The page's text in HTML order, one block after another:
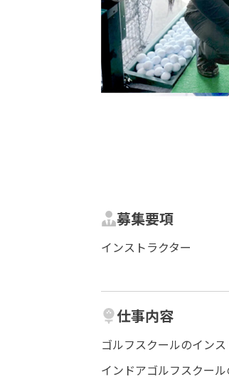
募集要項
インストラクター
仕事内容
ゴルフスクールのイン
インドアゴルフスクー